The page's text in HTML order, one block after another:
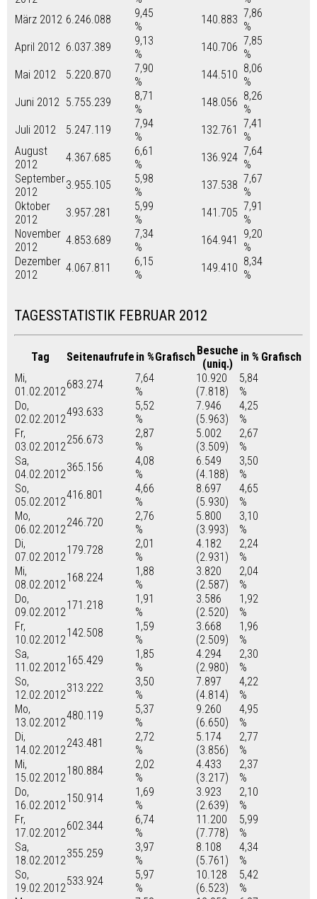
März 2012 6.246.088
9,45
%
140.883 7,86
%
April 2012 6.037.389
9,13
%
140.706 7,85
%
Mai 2012
5.220.870
7,90
%
144.510 8,06
%
Juni 2012 5.755.239
8,71
%
148.056 8,26
%
Juli 2012
5.247.119
7,94
%
132.761 7,41
%
August
2012
4.367.685
6,61
%
136.924 7,64
%
September
2012
3.955.105
5,98
%
137.538 7,67
%
Oktober
2012
3.957.281
5,99
%
141.705 7,91
%
November
2012
4.853.689
7,34
%
164.941
9,20
%
Dezember
2012
4.067.811
6,15
%
149.410 8,34
%
TAGESSTATISTIK FEBRUAR 2012
Tag Seitenaufrufe in %GrafischBesuche
(uniq.)
in % Grafisch
Mi,
01.02.2012
683.274
7,64
%
10.920
(7.818)
5,84
%
Do,
02.02.2012
493.633
5,52
%
7.946
(5.963)
4,25
%
Fr,
03.02.2012
256.673
2,87
%
5.002
(3.509)
2,67
%
Sa,
04.02.2012
365.156
4,08
%
6.549
(4.188)
3,50
%
So,
05.02.2012
416.801
4,66
%
8.697
(5.930)
4,65
%
Mo,
06.02.2012
246.720
2,76
%
5.800
(3.993)
3,10
%
Di,
07.02.2012
179.728
2,01
%
4.182
(2.931)
2,24
%
Mi,
08.02.2012
168.224
1,88
%
3.820
(2.587)
2,04
%
Do,
09.02.2012
171.218
1,91
%
3.586
(2.520)
1,92
%
Fr,
10.02.2012
142.508
1,59
%
3.668
(2.509)
1,96
%
Sa,
11.02.2012
165.429
1,85
%
4.294
(2.980)
2,30
%
So,
12.02.2012
313.222
3,50
%
7.897
(4.814)
4,22
%
Mo,
13.02.2012
480.119
5,37
%
9.260
(6.650)
4,95
%
Di,
14.02.2012
243.481
2,72
%
5.174
(3.856)
2,77
%
Mi,
15.02.2012
180.884
2,02
%
4.433
(3.217)
2,37
%
Do,
16.02.2012
150.914
1,69
%
3.923
(2.639)
2,10
%
Fr,
17.02.2012
602.344
6,74
%
11.200
(7.778)
5,99
%
Sa,
18.02.2012
355.259
3,97
%
8.108
(5.761)
4,34
%
So,
19.02.2012
533.924
5,97
%
10.128
(6.523)
5,42
%